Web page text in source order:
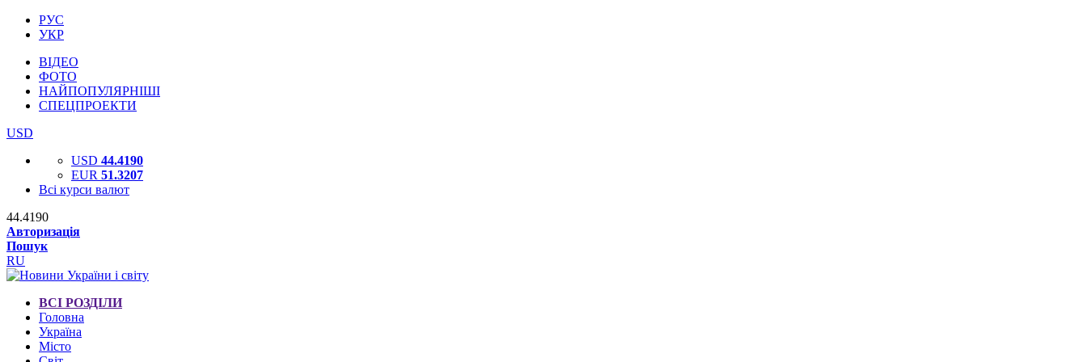
РУС
УКР
ВІДЕО
ФОТО
НАЙПОПУЛЯРНІШІ
СПЕЦПРОЕКТИ
USD
USD 44.4190
EUR 51.3207
Всі курси валют
44.4190
Авторизація
Пошук
RU
ВСІ РОЗДІЛИ
Головна
Україна
Місто